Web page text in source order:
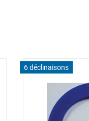
6 déclinaisons